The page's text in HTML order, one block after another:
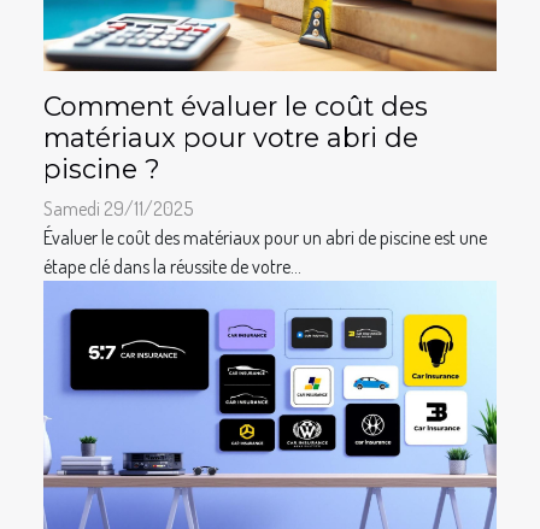
Comment évaluer le coût des
matériaux pour votre abri de
piscine ?
Samedi 29/11/2025
Évaluer le coût des matériaux pour un abri de piscine est une
étape clé dans la réussite de votre...